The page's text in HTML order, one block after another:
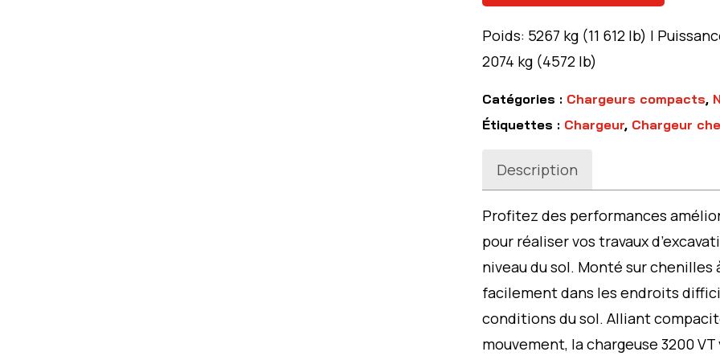
Poids: 5267 kg (11 612 lb) |
2074 kg (4572 lb)
Catégories : Chargeurs compacts,
Étiquettes : Chargeur, Chargeur
Description
Profitez des performances
pour réaliser vos travaux
niveau du sol. Monté sur
facilement dans les endroits
conditions du sol. Alliant
mouvement, la chargeuse 3200